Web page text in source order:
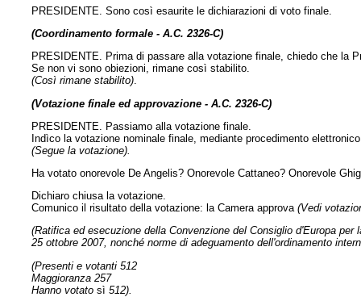
PRESIDENTE. Sono così esaurite le dichiarazioni di voto finale.
(Coordinamento formale - A.C. 2326-C)
PRESIDENTE. Prima di passare alla votazione finale, chiedo che la
Se non vi sono obiezioni, rimane così stabilito.
(Così rimane stabilito).
(Votazione finale ed approvazione - A.C. 2326-C)
PRESIDENTE. Passiamo alla votazione finale.
Indìco la votazione nominale finale, mediante procedimento
(Segue la votazione).
Ha votato onorevole De Angelis? Onorevole Cattaneo? Onorevole
Dichiaro chiusa la votazione.
Comunico il risultato della votazione: la Camera approva(Vedi
(Ratifica ed esecuzione della Convenzione del Consiglio d'Europa
25 ottobre 2007, nonché norme di adeguamento dell'ordinamento
(Presenti e votanti 512
Maggioranza 257
Hanno votato sì512).